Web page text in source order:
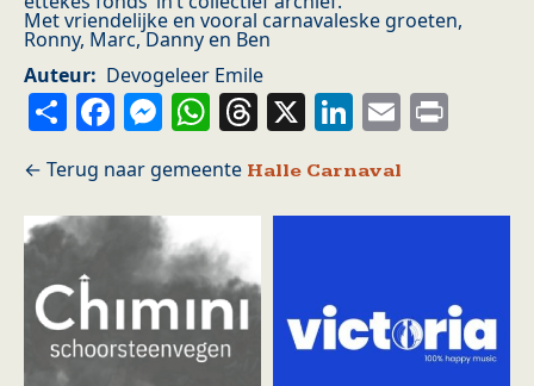
Met vriendelijke en vooral carnavaleske groeten,
Ronny, Marc, Danny en Ben
Auteur
Devogeleer Emile
ShareFacebook
Messenger
WhatsApp
Threads
X LinkedIn
Email
Halle Carnaval